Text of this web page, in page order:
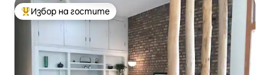
Най-популярен избор на гостите
Избор на гостите